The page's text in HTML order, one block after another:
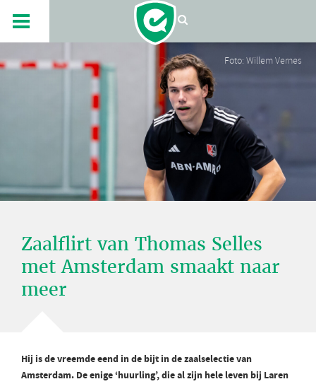
Foto: Willem Vernes
Zaalflirt van Thomas Selles
met Amsterdam smaakt naar
meer
Hij is de vreemde eend in de bijt in de zaalselectie van
Amsterdam. De enige ‘huurling’, die al zijn hele leven bij Laren